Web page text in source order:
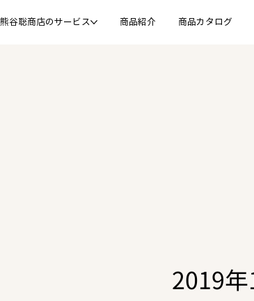
熊谷聡商店のサービス 商品紹介 商品カタログ
2019年